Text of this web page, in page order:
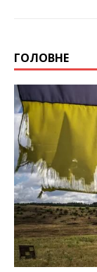
ГОЛОВНЕ